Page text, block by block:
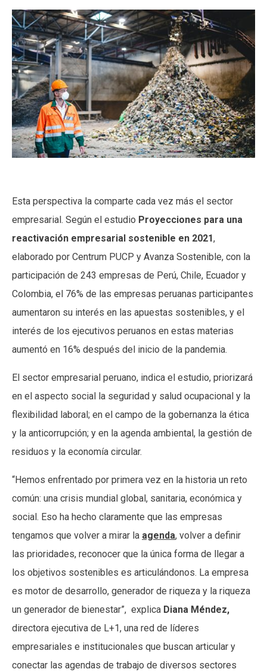
Esta perspectiva la comparte cada vez más el sector
empresarial. Según el estudio Proyecciones para una
reactivación empresarial sostenible en 2021,
elaborado por Centrum PUCP y Avanza Sostenible, con la
participación de 243 empresas de Perú, Chile, Ecuador y
Colombia, el 76% de las empresas peruanas participantes
aumentaron su interés en las apuestas sostenibles, y el
interés de los ejecutivos peruanos en estas materias
aumentó en 16% después del inicio de la pandemia.
El sector empresarial peruano, indica el estudio, priorizará
en el aspecto social la seguridad y salud ocupacional y la
flexibilidad laboral; en el campo de la gobernanza la ética
y la anticorrupción; y en la agenda ambiental, la gestión de
residuos y la economía circular.
“Hemos enfrentado por primera vez en la historia un reto
común: una crisis mundial global, sanitaria, económica y
social. Eso ha hecho claramente que las empresas
tengamos que volver a mirar la agenda, volver a definir
las prioridades, reconocer que la única forma de llegar a
los objetivos sostenibles es articulándonos. La empresa
es motor de desarrollo, generador de riqueza y la riqueza
un generador de bienestar”, explica Diana Méndez,
directora ejecutiva de L+1, una red de líderes
empresariales e institucionales que buscan articular y
conectar las agendas de trabajo de diversos sectores